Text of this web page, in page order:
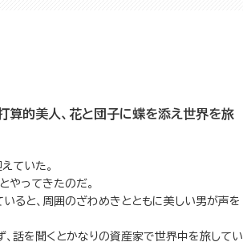
算的美人、花と団子に蝶を添え世界を旅
ていた。
やってきたのだ。
ると、周囲のざわめきとともに美しい男が声を
話を聞くとかなりの資産家で世界中を旅してい